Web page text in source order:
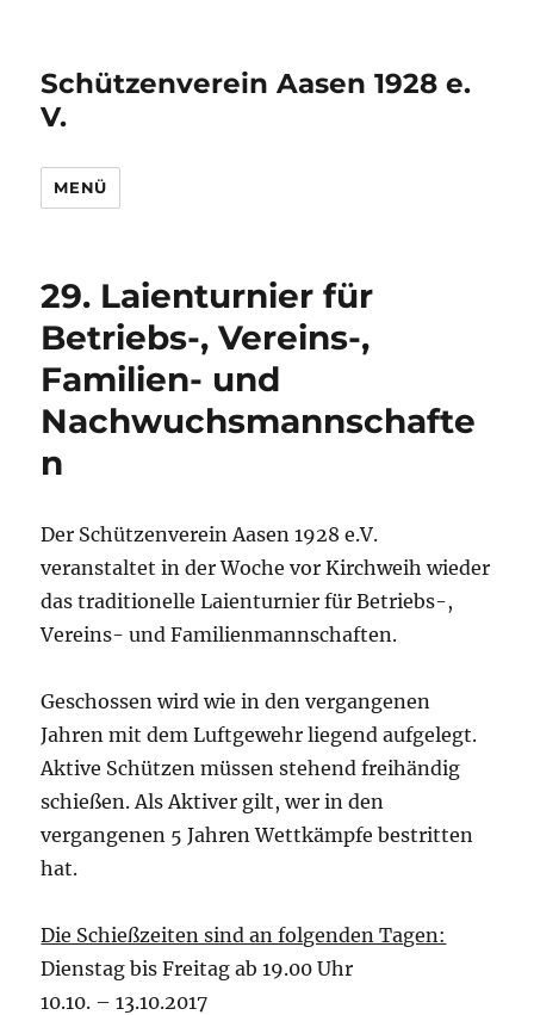
Schützenverein Aasen 1928 e.
V.
MENÜ
29. Laienturnier für
Betriebs-, Vereins-,
Familien- und
Nachwuchsmannschafte
n
Der Schützenverein Aasen 1928 e.V.
veranstaltet in der Woche vor Kirchweih wieder
das traditionelle Laienturnier für Betriebs-,
Vereins- und Familienmannschaften.
Geschossen wird wie in den vergangenen
Jahren mit dem Luftgewehr liegend aufgelegt.
Aktive Schützen müssen stehend freihändig
schießen. Als Aktiver gilt, wer in den
vergangenen 5 Jahren Wettkämpfe bestritten
hat.
Die Schießzeiten sind an folgenden Tagen:
Dienstag bis Freitag ab 19.00 Uhr
10.10. – 13.10.2017